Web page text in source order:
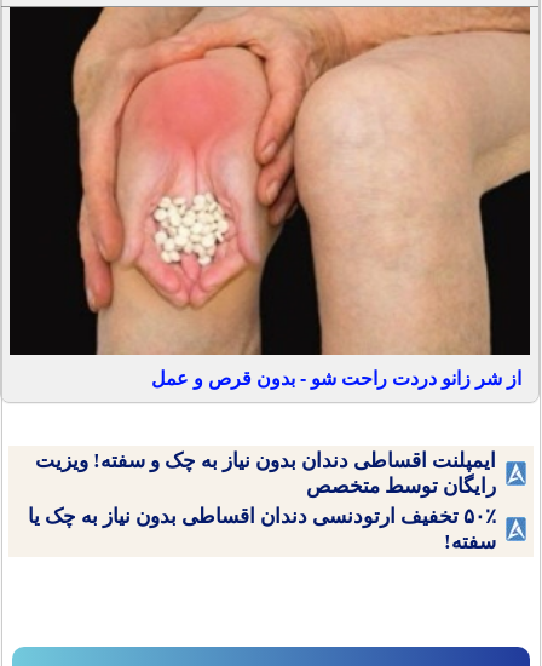
از شر زانو دردت راحت شو - بدون قرص و عمل
ایمپلنت اقساطی دندان بدون نیاز به چک و سفته! ویزیت
رایگان توسط متخصص
۵۰٪ تخفیف ارتودنسی دندان اقساطی بدون نیاز به چک یا
سفته!